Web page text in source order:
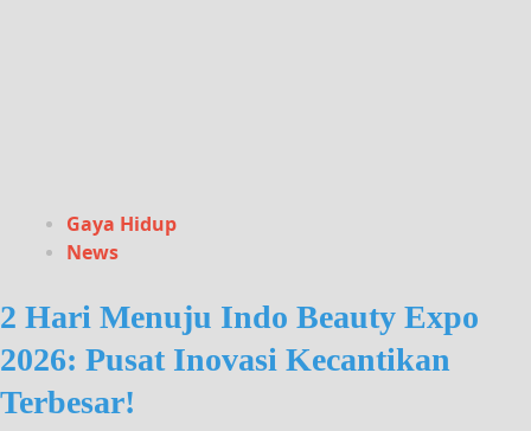
Gaya Hidup
News
2 Hari Menuju Indo Beauty Expo
2026: Pusat Inovasi Kecantikan
Terbesar!